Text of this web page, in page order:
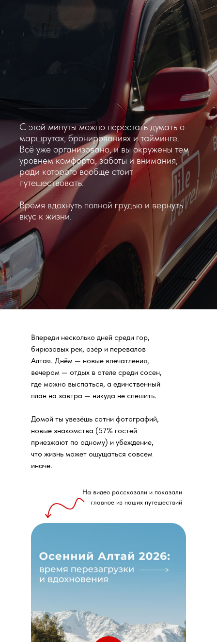
С этой минуты можно перестать думать о
маршрутах, бронированиях и тайминге.
Всё уже организовано, и вы окружены тем
уровнем комфорта, заботы и внимания,
ради которого вообще стоит
путешествовать.
Время вдохнуть полной грудью и вернуть
вкус к жизни.
Впереди несколько дней среди гор,
бирюзовых рек, озёр и перевалов
Алтая. Днём — новые впечатления,
вечером — отдых в отеле среди сосен,
где можно выспаться, а единственный
план на завтра — никуда не спешить.
Домой ты увезёшь сотни фотографий,
новые знакомства (57% гостей
приезжают по одному) и убеждение,
что жизнь может ощущаться совсем
иначе.
На видео рассказали и показали
главное из наших путешествий